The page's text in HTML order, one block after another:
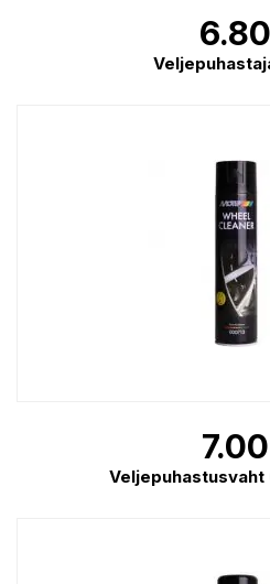
6.80
7.00
Veljepuhastusvaht